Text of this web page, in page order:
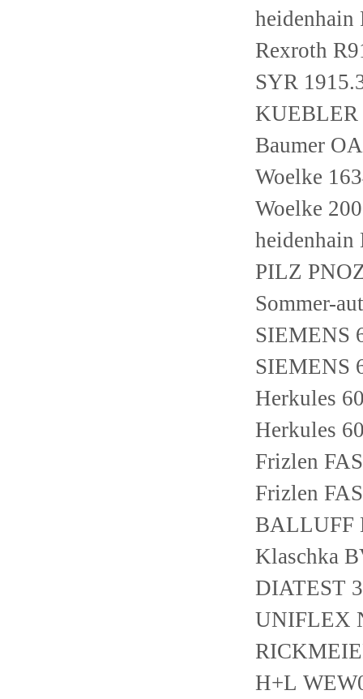
heidenhain
Rexroth
SYR
KUEBLER
Baumer
Woelke
Woelke
heidenhain
PILZ
Sommer-
SIEMENS
SIEMENS
Herkules
Herkules
Frizlen
Frizlen
BALLUFF
Klaschka
DIATEST
UNIFLEX
H+L